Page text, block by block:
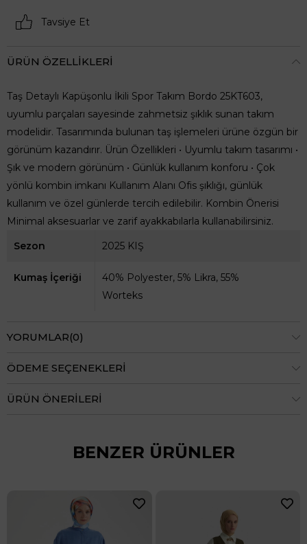
Tavsiye Et
ÜRÜN ÖZELLIKLERI
Taş Detaylı Kapüşonlu İkili Spor Takım Bordo 25KT603,
uyumlu parçaları sayesinde zahmetsiz şıklık sunan takım
modelidir. Tasarımında bulunan taş işlemeleri ürüne özgün bir
görünüm kazandırır. Ürün Özellikleri • Uyumlu takım tasarımı •
Şık ve modern görünüm • Günlük kullanım konforu • Çok
yönlü kombin imkanı Kullanım Alanı Ofis şıklığı, günlük
kullanım ve özel günlerde tercih edilebilir. Kombin Önerisi
Minimal aksesuarlar ve zarif ayakkabılarla kullanabilirsiniz.
Sezon
2025 KIŞ
Kumaş İçeriği
40% Polyester, 5% Likra, 55%
Worteks
YORUMLAR(0)
ÖDEME SEÇENEKLERI
ÜRÜN ÖNERILERI
BENZER ÜRÜNLER